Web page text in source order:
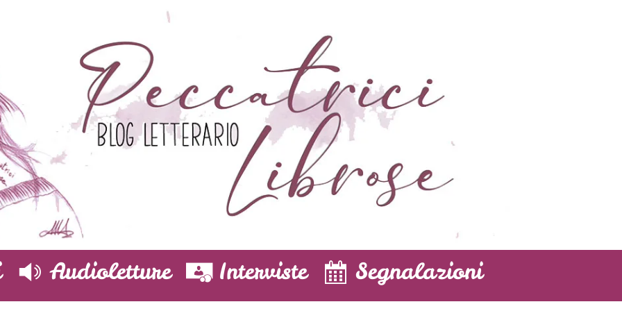
Audioletture Interviste Segnalazioni